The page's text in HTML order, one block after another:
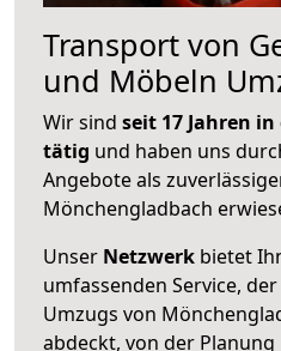
Transport von
und Möbeln
Wir sind seit 17 Jahren
tätig und haben uns
Angebote als
Mönchengladbach
Unser Netzwerk bietet
umfassenden Service,
Umzugs von
abdeckt, von der